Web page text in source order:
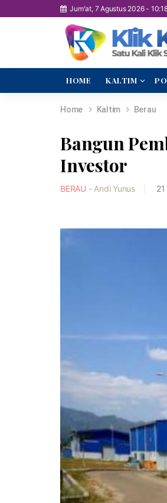
Jum'at, 7 Agustus 2026-
HOME KALTIM
Home Kaltim Berau
Bangun
Investor
BERAU - Andi Yunus